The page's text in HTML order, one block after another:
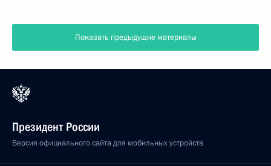
Показать предыдущие материалы
Президент России
Версия официального сайта для мобильных устройств